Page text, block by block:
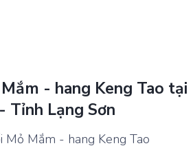
- hang Keng Tao tại
Tỉnh Lạng Sơn